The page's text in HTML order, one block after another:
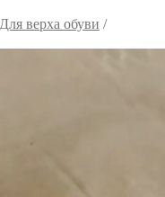
Для верха обуви /